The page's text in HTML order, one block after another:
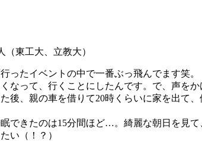
東工大、立教大）
ったイベントの中で一番ぶっ飛んでます笑。
なって、行くことにしたんです。で、声を
後、親の車を借りて20時くらいに家を出て
できたのは15分間ほど…。綺麗な朝日を見
い（！？）